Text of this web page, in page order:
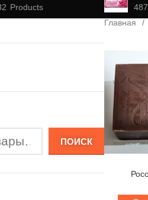
Products
ПОИСК
Главная